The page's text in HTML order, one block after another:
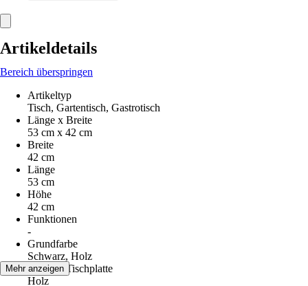
Artikeldetails
Bereich überspringen
Artikeltyp
Tisch, Gartentisch, Gastrotisch
Länge x Breite
53 cm x 42 cm
Breite
42 cm
Länge
53 cm
Höhe
42 cm
Funktionen
-
Grundfarbe
Schwarz, Holz
Material Tischplatte
Holz
Mehr anzeigen